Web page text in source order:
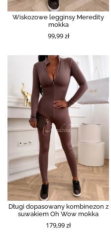
Wiskozowe legginsy Meredity
mokka
99,99 zł
Długi dopasowany kombinezon z
suwakiem Oh Wow mokka
179,99 zł